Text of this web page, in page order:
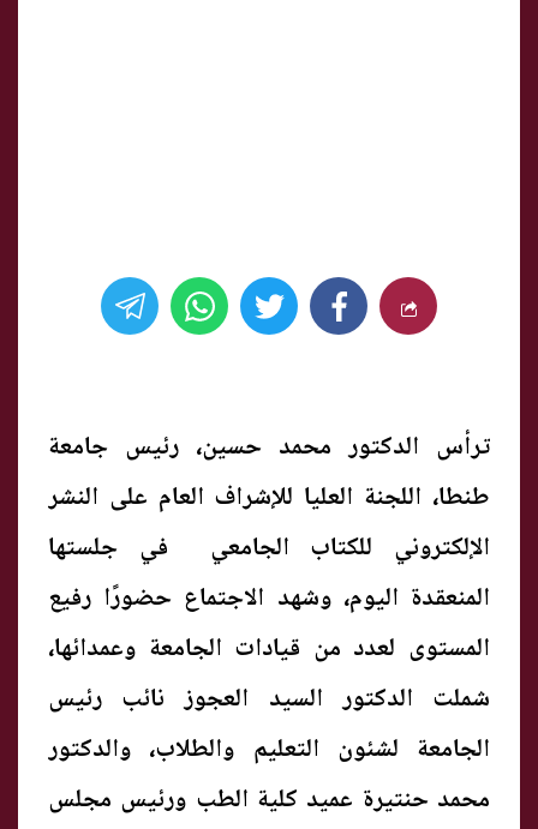
ترأس الدكتور محمد حسين، رئيس جامعة
طنطا، اللجنة العليا للإشراف العام على النشر
الإلكتروني للكتاب الجامعي في جلستها
المنعقدة اليوم، وشهد الاجتماع حضورًا رفيع
المستوى لعدد من قيادات الجامعة وعمدائها،
شملت الدكتور السيد العجوز نائب رئيس
الجامعة لشئون التعليم والطلاب، والدكتور
محمد حنتيرة عميد كلية الطب ورئيس مجلس